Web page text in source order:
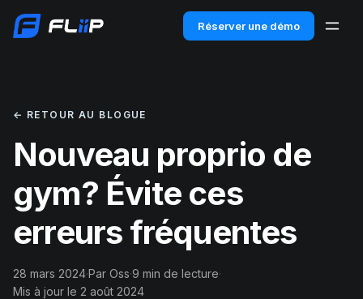
Réserver une démo
← RETOUR AU BLOGUE
Nouveau proprio de
gym? Évite ces
erreurs fréquentes
28 mars 2024·Par Oss·9 min de lecture·
Mis à jour le 2 août 2024